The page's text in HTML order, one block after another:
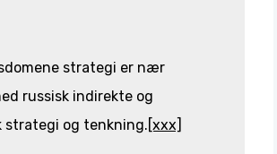
strategi er nær
russisk indirekte og
strategi og tenkning.[xxx]